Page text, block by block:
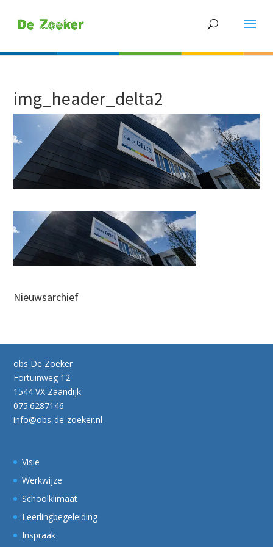
img_header_delta2
Nieuwsarchief
obs De Zoeker
Fortuinweg 12
1544 VX Zaandijk
075.6287146
info@obs-de-zoeker.nl
Visie
Werkwijze
Schoolklimaat
Leerlingbegeleiding
Inspraak